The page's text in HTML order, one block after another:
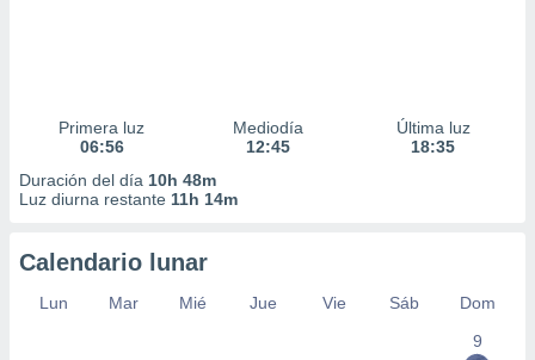
Primera luz
06:56
Mediodía
12:45
Última luz
18:35
Duración del día 10h 48m
Luz diurna restante 11h 14m
Calendario lunar
Lun Mar Mié Jue Vie Sáb
Dom
9